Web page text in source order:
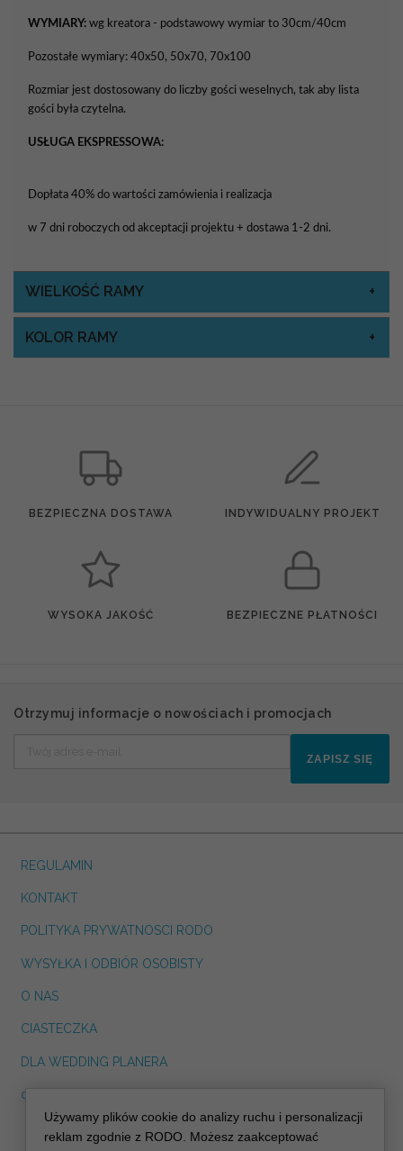
WYMIARY: wg kreatora - podstawowy wymiar to 30cm/40cm
Pozostałe wymiary: 40x50, 50x70, 70x100
Rozmiar jest dostosowany do liczby gości weselnych, tak aby lista
gości była czytelna.
USŁUGA EKSPRESSOWA:
Dopłata 40% do wartości zamówienia i realizacja
w 7 dni roboczych od akceptacji projektu + dostawa 1-2 dni.
WIELKOŚĆ RAMY
KOLOR RAMY
BEZPIECZNA DOSTAWA INDYWIDUALNY PROJEKT
WYSOKA JAKOŚĆ BEZPIECZNE PŁATNOŚCI
Otrzymuj informacje o nowościach i promocjach
ZAPISZ SIĘ
REGULAMIN
KONTAKT
POLITYKA PRYWATNOSCI RODO
WYSYŁKA I ODBIÓR OSOBISTY
O NAS
CIASTECZKA
DLA WEDDING PLANERA
dreskot.com
info@decoris.pl
Używamy plików cookie do analizy ruchu i personalizacji
reklam zgodnie z RODO. Możesz zaakceptować